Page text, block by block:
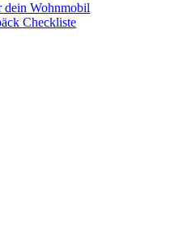
dein Wohnmobil
Checkliste